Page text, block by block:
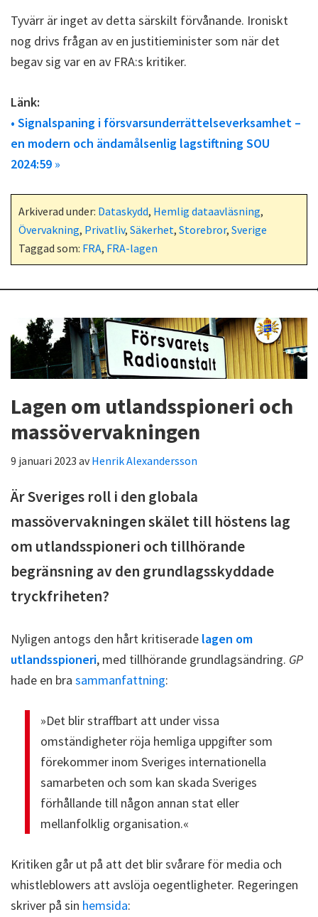
Tyvärr är inget av detta särskilt förvånande. Ironiskt
nog drivs frågan av en justitieminister som när det
begav sig var en av FRA:s kritiker.
Länk:
• Signalspaning i försvarsunderrättelseverksamhet –
en modern och ändamålsenlig lagstiftning SOU
2024:59 »
Arkiverad under: Dataskydd, Hemlig dataavläsning,
Övervakning, Privatliv, Säkerhet, Storebror, Sverige
Taggad som: FRA, FRA-lagen
Lagen om utlandsspioneri och
massövervakningen
9 januari 2023 avHenrik Alexandersson
Är Sveriges roll i den globala
massövervakningen skälet till höstens lag
om utlandsspioneri och tillhörande
begränsning av den grundlagsskyddade
tryckfriheten?
Nyligen antogs den hårt kritiserade lagen om
utlandsspioneri, med tillhörande grundlagsändring. GP
hade en bra sammanfattning:
»Det blir straffbart att under vissa
omständigheter röja hemliga uppgifter som
förekommer inom Sveriges internationella
samarbeten och som kan skada Sveriges
förhållande till någon annan stat eller
mellanfolklig organisation.«
Kritiken går ut på att det blir svårare för media och
whistleblowers att avslöja oegentligheter. Regeringen
skriver på sin hemsida: